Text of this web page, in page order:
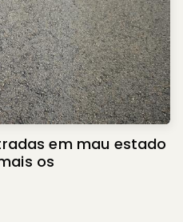
em mau estado
os